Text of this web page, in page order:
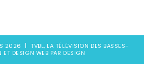
2026
TVBL, LA TÉLÉVISION DES BASSES-
ET DESIGN WEB PAR DESIGN